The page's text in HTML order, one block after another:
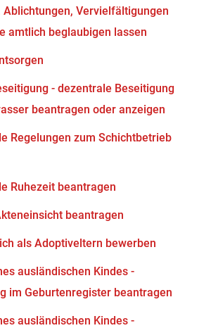
Vervielfältigungen
amtlich beglaubigen lassen
- dezentrale Beseitigung
beantragen oder anzeigen
Regelungen zum Schichtbetrieb
Ruhezeit beantragen
beantragen
als Adoptiveltern bewerben
ausländischen Kindes -
im Geburtenregister beantragen
ausländischen Kindes -